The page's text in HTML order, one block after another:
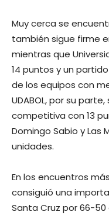
Muy cerca se
también sigue firme
mientras que
14 puntos y un
de los equipos con
UDABOL, por su
competitiva con 13
Domingo Sabio y Las
unidades.
En los encuentros
consiguió una
Santa Cruz por 66-50